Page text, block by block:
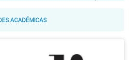
ACADÉMICAS